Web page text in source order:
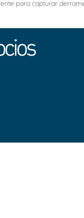
para capturar